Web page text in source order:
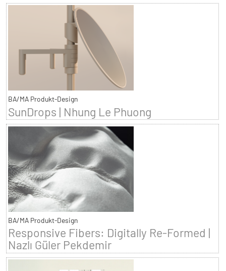
BA/MA Produkt-Design
SunDrops | Nhung Le Phuong
BA/MA Produkt-Design
Responsive Fibers: Digitally Re-Formed |
Nazlı Güler Pekdemir